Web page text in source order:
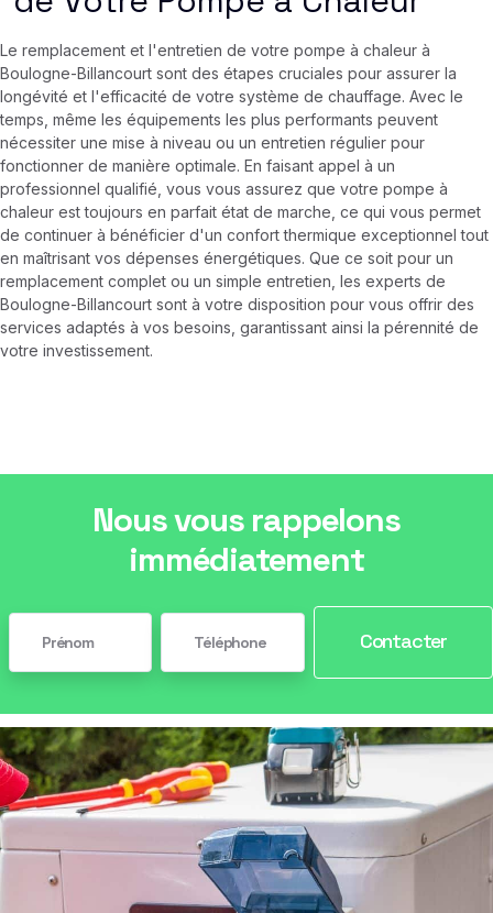
Le remplacement et l'entretien de votre pompe à chaleur à
Boulogne-Billancourt sont des étapes cruciales pour assurer la
longévité et l'efficacité de votre système de chauffage. Avec le
temps, même les équipements les plus performants peuvent
nécessiter une mise à niveau ou un entretien régulier pour
fonctionner de manière optimale. En faisant appel à un
professionnel qualifié, vous vous assurez que votre pompe à
chaleur est toujours en parfait état de marche, ce qui vous permet
de continuer à bénéficier d'un confort thermique exceptionnel tout
en maîtrisant vos dépenses énergétiques. Que ce soit pour un
remplacement complet ou un simple entretien, les experts de
Boulogne-Billancourt sont à votre disposition pour vous offrir des
services adaptés à vos besoins, garantissant ainsi la pérennité de
votre investissement.
Nous vous rappelons
immédiatement
Contacter